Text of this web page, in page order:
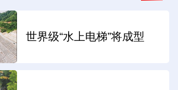
世界级“水上电梯”将成型